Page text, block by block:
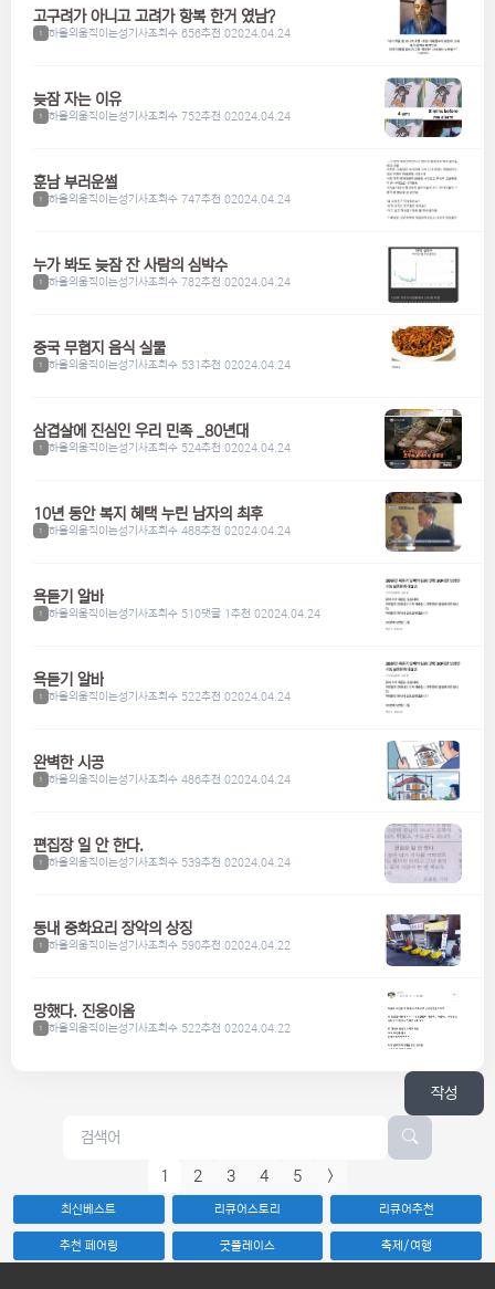
고구려가 아니고 고려가 항복 한거 였남?
1 하울의움직이는성기사조회수 656추천 02024.04.24
늦잠 자는 이유
1 하울의움직이는성기사조회수 752추천 02024.04.24
훈남 부러운썰
1 하울의움직이는성기사조회수 747추천 02024.04.24
누가 봐도 늦잠 잔 사람의 심박수
1 하울의움직이는성기사조회수 782추천 02024.04.24
중국 무협지 음식 실물
1 하울의움직이는성기사조회수 531추천 02024.04.24
삼겹살에 진심인 우리 민족 _80년대
1 하울의움직이는성기사조회수 524추천 02024.04.24
10년 동안 복지 혜택 누린 남자의 최후
1 하울의움직이는성기사조회수 488추천 02024.04.24
욕듣기 알바
1 하울의움직이는성기사조회수 510댓글 1추천 02024.04.24
욕듣기 알바
1 하울의움직이는성기사조회수 522추천 02024.04.24
완벽한 시공
1 하울의움직이는성기사조회수 486추천 02024.04.24
편집장 일 안 한다.
1 하울의움직이는성기사조회수 539추천 02024.04.24
동내 중화요리 장악의 상징
1 하울의움직이는성기사조회수 590추천 02024.04.22
망했다. 진웅이옴
1 하울의움직이는성기사조회수 522추천 02024.04.22
작성
1 2 3 4 5 >
최신베스트 리큐어스토리 리큐어추천
추천 페어링 굿플레이스 축제/여행